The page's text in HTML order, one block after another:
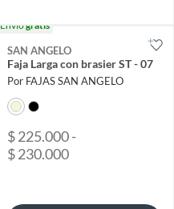
Envíogratis
SAN ANGELO
Faja Larga con brasier ST - 07
Por FAJAS SAN ANGELO
$ 225.000 -
$ 230.000